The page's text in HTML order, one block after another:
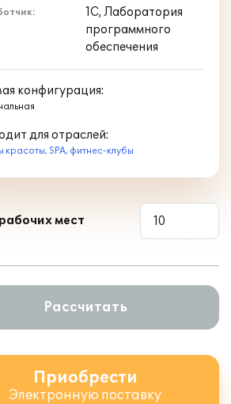
1С, Лаборатория
программного
обеспечения
конфигурация:
для отраслей:
красоты, SPA, фитнес-клубы
мест
Рассчитать
Приобрести
Электронную поставку